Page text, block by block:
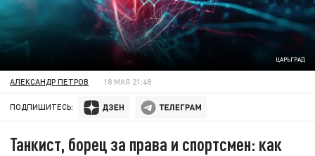
ЦАРЬГРАД
АЛЕКСАНДР ПЕТРОВ 18 МАЯ 21:48
ПОДПИШИТЕСЬ:
Танкист, борец за права и спортсмен: как